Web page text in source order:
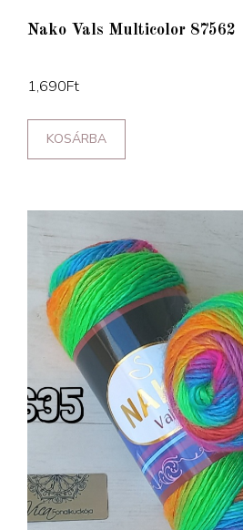
Nako Vals Multicolor 87562
1,690Ft
KOSÁRBA